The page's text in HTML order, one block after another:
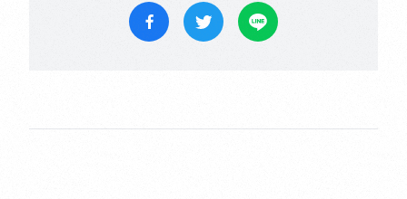
Facebookでシェア
Twitterでツイートする
LINEで送る